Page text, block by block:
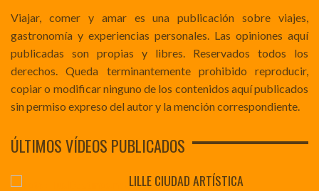
Viajar, comer y amar es una publicación sobre viajes,
gastronomía y experiencias personales. Las opiniones aquí
publicadas son propias y libres. Reservados todos los
derechos. Queda terminantemente prohibido reproducir,
copiar o modificar ninguno de los contenidos aquí publicados
sin permiso expreso del autor y la mención correspondiente.
ÚLTIMOS VÍDEOS PUBLICADOS
LILLE CIUDAD ARTÍSTICA